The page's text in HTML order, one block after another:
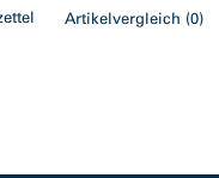
Artikelvergleich (0)